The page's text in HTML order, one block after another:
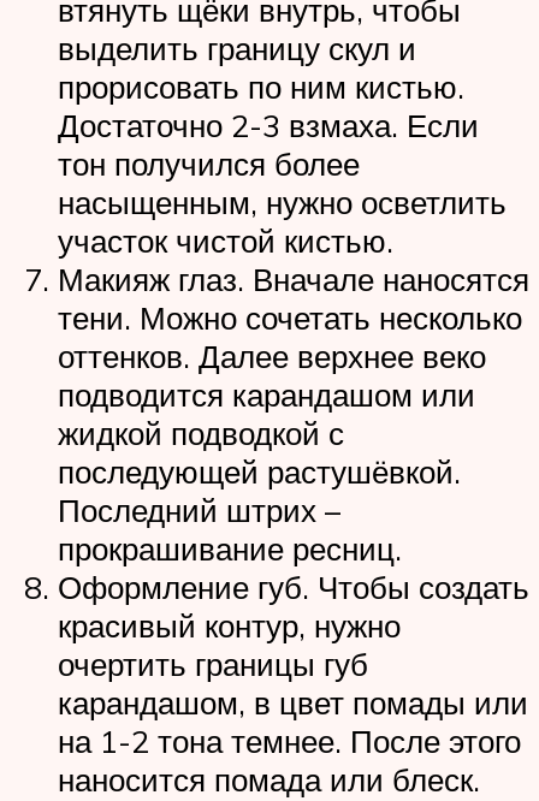
втянуть щёки внутрь, чтобы
выделить границу скул и
прорисовать по ним кистью.
Достаточно 2-3 взмаха. Если
тон получился более
насыщенным, нужно осветлить
участок чистой кистью.
Макияж глаз. Вначале наносятся
тени. Можно сочетать несколько
оттенков. Далее верхнее веко
подводится карандашом или
жидкой подводкой с
последующей растушёвкой.
Последний штрих –
прокрашивание ресниц.
Оформление губ. Чтобы создать
красивый контур, нужно
очертить границы губ
карандашом, в цвет помады или
на 1-2 тона темнее. После этого
наносится помада или блеск.